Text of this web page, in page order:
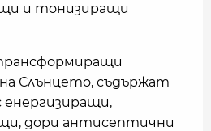
и тонизиращи
Слънцето, съдържат
дори антисептични